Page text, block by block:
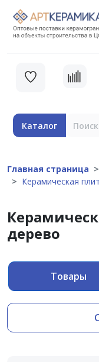
Каталог
Главная страница
Керамическая
дерево
Товары